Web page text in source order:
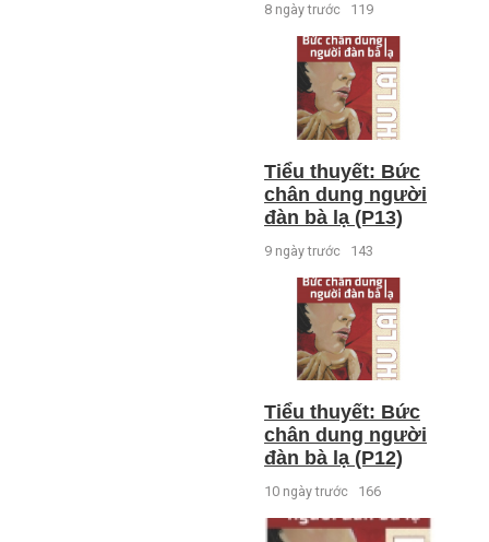
8 ngày trước 119
Tiểu thuyết: Bức
chân dung người
đàn bà lạ (P13)
9 ngày trước 143
Tiểu thuyết: Bức
chân dung người
đàn bà lạ (P12)
10 ngày trước 166